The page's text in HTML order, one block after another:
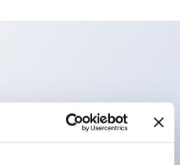
性的彈子鎖結構